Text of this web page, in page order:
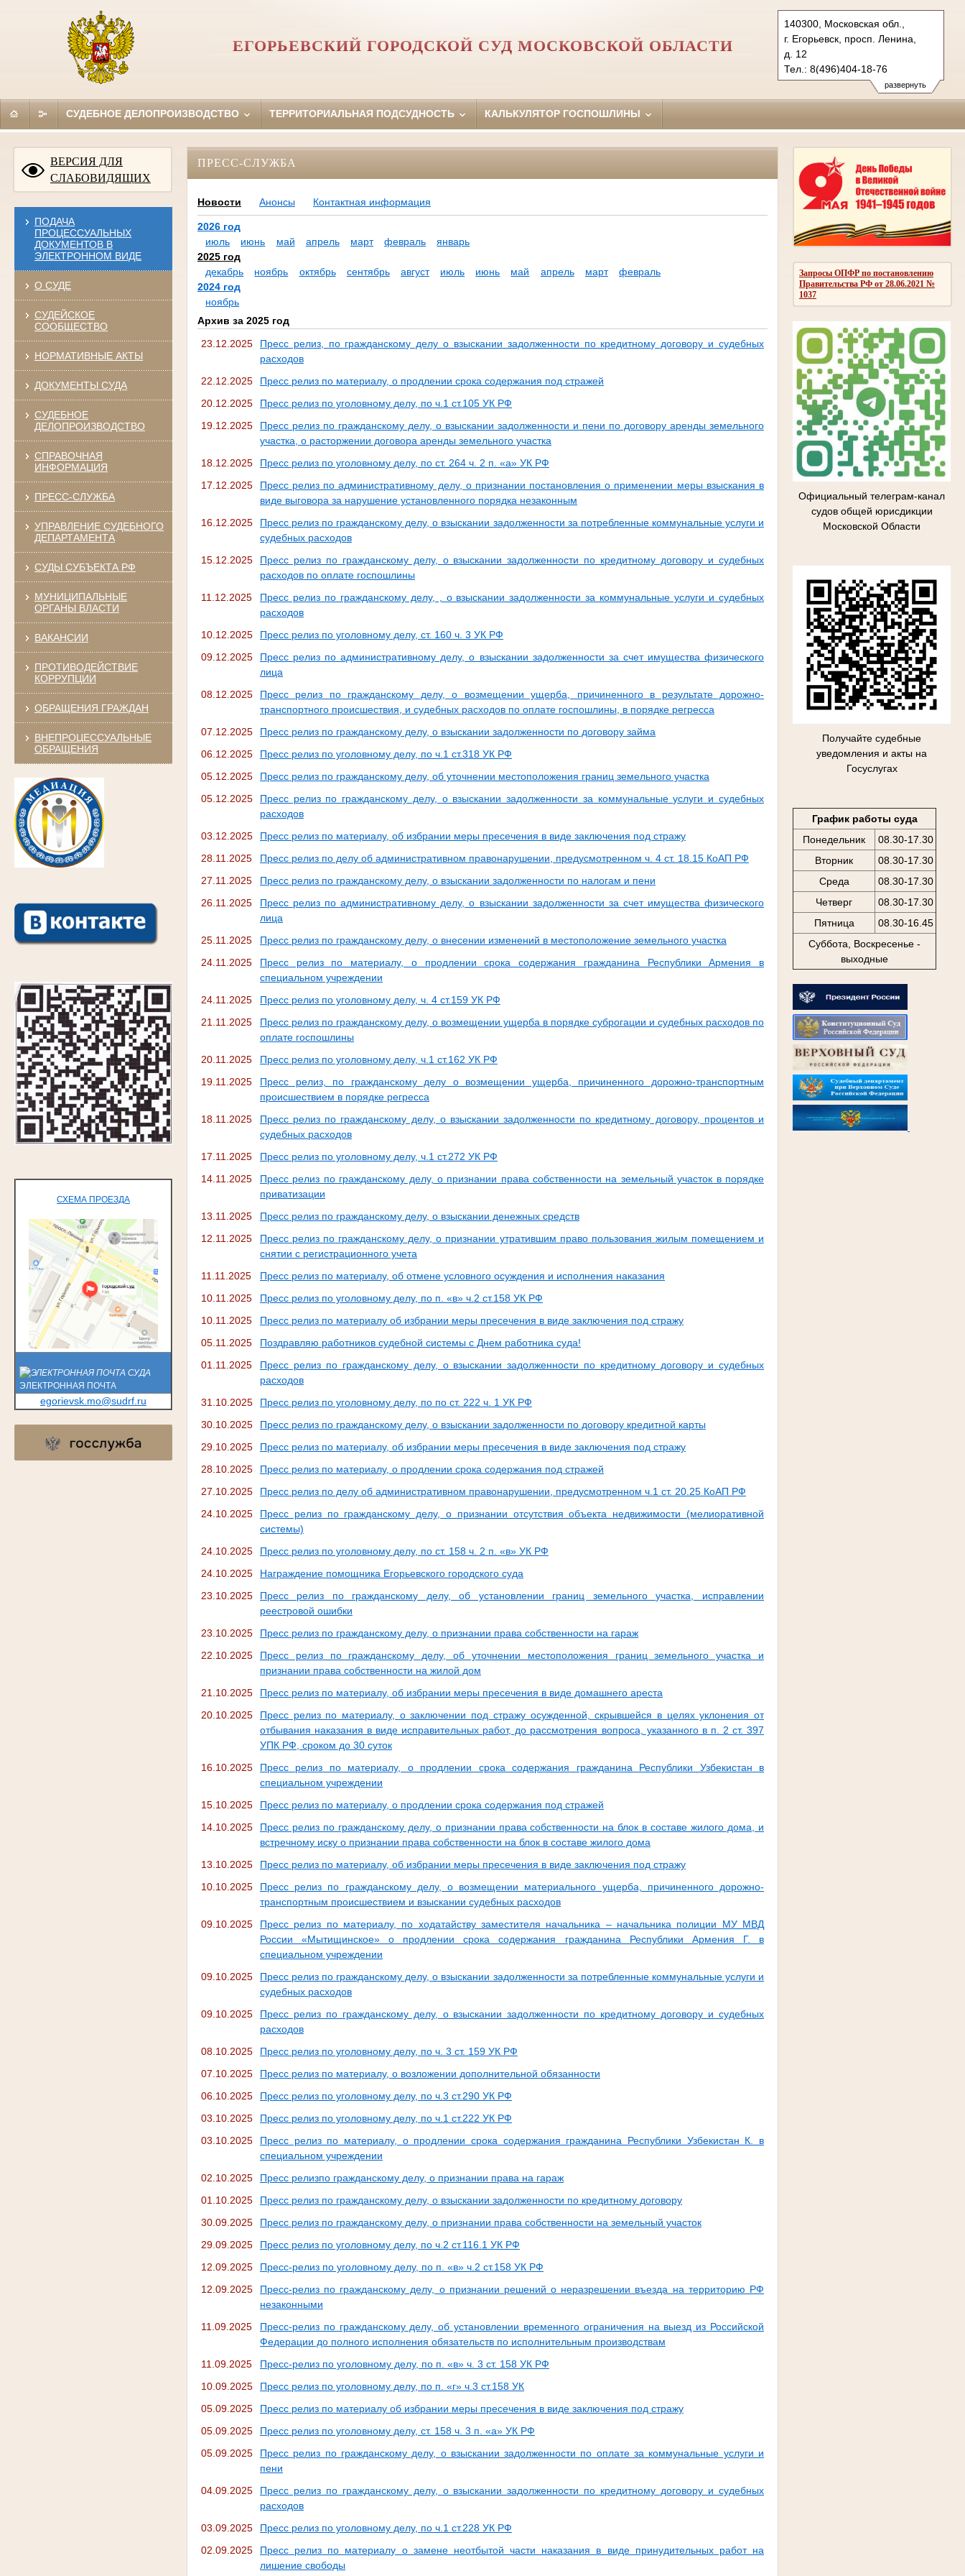
развернуть
140300, Московская обл.,
г. Егорьевск, просп. Ленина,
д. 12
Тел.: 8(496)404-18-76
egorievsk.mo@sudrf.ru
ЕГОРЬЕВСКИЙ ГОРОДСКОЙ СУД МОСКОВСКОЙ ОБЛАСТИ
СУДЕБНОЕ ДЕЛОПРОИЗВОДСТВО ТЕРРИТОРИАЛЬНАЯ ПОДСУДНОСТЬ КАЛЬКУЛЯТОР ГОСПОШЛИНЫ
ВЕРСИЯ ДЛЯ
СЛАБОВИДЯЩИХ
ПОДАЧА
ПРОЦЕССУАЛЬНЫХ
ДОКУМЕНТОВ В
ЭЛЕКТРОННОМ ВИДЕ
О СУДЕ
СУДЕЙСКОЕ
СООБЩЕСТВО
НОРМАТИВНЫЕ АКТЫ
ДОКУМЕНТЫ СУДА
СУДЕБНОЕ
ДЕЛОПРОИЗВОДСТВО
СПРАВОЧНАЯ
ИНФОРМАЦИЯ
ПРЕСС-СЛУЖБА
УПРАВЛЕНИЕ СУДЕБНОГО
ДЕПАРТАМЕНТА
СУДЫ СУБЪЕКТА РФ
МУНИЦИПАЛЬНЫЕ
ОРГАНЫ ВЛАСТИ
ВАКАНСИИ
ПРОТИВОДЕЙСТВИЕ
КОРРУПЦИИ
ОБРАЩЕНИЯ ГРАЖДАН
ВНЕПРОЦЕССУАЛЬНЫЕ
ОБРАЩЕНИЯ
СХЕМА ПРОЕЗДА
ЭЛЕКТРОННАЯ ПОЧТА
egorievsk.mo@sudrf.ru
Запросы ОПФР по постановлению
Правительства РФ от 28.06.2021 №
1037
Официальный телеграм-канал
судов общей юрисдикции
Московской Области
Получайте судебные
уведомления и акты на
Госуслугах
График работы суда
Понедельник
08.30-17.30
Вторник
08.30-17.30
Среда
08.30-17.30
Четверг
08.30-17.30
Пятница
08.30-16.45
Суббота, Воскресенье -
выходные
.
ПРЕСС-СЛУЖБА
Новости Анонсы Контактная информация
2026 год
июль
июнь май апрель март февраль
январь
2025 год
декабрь
ноябрь октябрь сентябрь август июль июнь май апрель март
февраль
2024 год
ноябрь
Архив за 2025 год
23.12.2025
Пресс релиз, по гражданскому делу о взыскании задолженности по кредитному договору и судебных
расходов
22.12.2025
Пресс релиз по материалу, о продлении срока содержания под стражей
20.12.2025
Пресс релиз по уголовному делу, по ч.1 ст.105 УК РФ
19.12.2025
Пресс релиз по гражданскому делу, о взыскании задолженности и пени по договору аренды земельного
участка, о расторжении договора аренды земельного участка
18.12.2025
Пресс релиз по уголовному делу, по ст. 264 ч. 2 п. «а» УК РФ
17.12.2025
Пресс релиз по административному делу, о признании постановления о применении меры взыскания в
виде выговора за нарушение установленного порядка незаконным
16.12.2025
Пресс релиз по гражданскому делу, о взыскании задолженности за потребленные коммунальные услуги и
судебных расходов
15.12.2025
Пресс релиз по гражданскому делу, о взыскании задолженности по кредитному договору и судебных
расходов по оплате госпошлины
11.12.2025
Пресс релиз по гражданскому делу, , о взыскании задолженности за коммунальные услуги и судебных
расходов
10.12.2025
Пресс релиз по уголовному делу, ст. 160 ч. 3 УК РФ
09.12.2025
Пресс релиз по административному делу, о взыскании задолженности за счет имущества физического
лица
08.12.2025
Пресс релиз по гражданскому делу, о возмещении ущерба, причиненного в результате дорожно-
транспортного происшествия, и судебных расходов по оплате госпошлины, в порядке регресса
07.12.2025
Пресс релиз по гражданскому делу, о взыскании задолженности по договору займа
06.12.2025
Пресс релиз по уголовному делу, по ч.1 ст.318 УК РФ
05.12.2025
Пресс релиз по гражданскому делу, об уточнении местоположения границ земельного участка
05.12.2025
Пресс релиз по гражданскому делу, о взыскании задолженности за коммунальные услуги и судебных
расходов
03.12.2025
Пресс релиз по материалу, об избрании меры пресечения в виде заключения под стражу
28.11.2025
Пресс релиз по делу об административном правонарушении, предусмотренном ч. 4 ст. 18.15 КоАП РФ
27.11.2025
Пресс релиз по гражданскому делу, о взыскании задолженности по налогам и пени
26.11.2025
Пресс релиз по административному делу, о взыскании задолженности за счет имущества физического
лица
25.11.2025
Пресс релиз по гражданскому делу, о внесении изменений в местоположение земельного участка
24.11.2025
Пресс релиз по материалу, о продлении срока содержания гражданина Республики Армения в
специальном учреждении
24.11.2025
Пресс релиз по уголовному делу, ч. 4 ст.159 УК РФ
21.11.2025
Пресс релиз по гражданскому делу, о возмещении ущерба в порядке суброгации и судебных расходов по
оплате госпошлины
20.11.2025
Пресс релиз по уголовному делу, ч.1 ст.162 УК РФ
19.11.2025
Пресс релиз, по гражданскому делу о возмещении ущерба, причиненного дорожно-транспортным
происшествием в порядке регресса
18.11.2025
Пресс релиз по гражданскому делу, о взыскании задолженности по кредитному договору, процентов и
судебных расходов
17.11.2025
Пресс релиз по уголовному делу, ч.1 ст.272 УК РФ
14.11.2025
Пресс релиз по гражданскому делу, о признании права собственности на земельный участок в порядке
приватизации
13.11.2025
Пресс релиз по гражданскому делу, о взыскании денежных средств
12.11.2025
Пресс релиз по гражданскому делу, о признании утратившим право пользования жилым помещением и
снятии с регистрационного учета
11.11.2025
Пресс релиз по материалу, об отмене условного осуждения и исполнения наказания
10.11.2025
Пресс релиз по уголовному делу, по п. «в» ч.2 ст.158 УК РФ
10.11.2025
Пресс релиз по материалу об избрании меры пресечения в виде заключения под стражу
05.11.2025
Поздравляю работников судебной системы с Днем работника суда!
01.11.2025
Пресс релиз по гражданскому делу, о взыскании задолженности по кредитному договору и судебных
расходов
31.10.2025
Пресс релиз по уголовному делу, по по ст. 222 ч. 1 УК РФ
30.10.2025
Пресс релиз по гражданскому делу, о взыскании задолженности по договору кредитной карты
29.10.2025
Пресс релиз по материалу, об избрании меры пресечения в виде заключения под стражу
28.10.2025
Пресс релиз по материалу, о продлении срока содержания под стражей
27.10.2025
Пресс релиз по делу об административном правонарушении, предусмотренном ч.1 ст. 20.25 КоАП РФ
24.10.2025
Пресс релиз по гражданскому делу, о признании отсутствия объекта недвижимости (мелиоративной
системы)
24.10.2025
Пресс релиз по уголовному делу, по ст. 158 ч. 2 п. «в» УК РФ
24.10.2025
Награждение помощника Егорьевского городского суда
23.10.2025
Пресс релиз по гражданскому делу, об установлении границ земельного участка, исправлении
реестровой ошибки
23.10.2025
Пресс релиз по гражданскому делу, о признании права собственности на гараж
22.10.2025
Пресс релиз по гражданскому делу, об уточнении местоположения границ земельного участка и
признании права собственности на жилой дом
21.10.2025
Пресс релиз по материалу, об избрании меры пресечения в виде домашнего ареста
20.10.2025
Пресс релиз по материалу, о заключении под стражу осужденной, скрывшейся в целях уклонения от
отбывания наказания в виде исправительных работ, до рассмотрения вопроса, указанного в п. 2 ст. 397
УПК РФ, сроком до 30 суток
16.10.2025
Пресс релиз по материалу, о продлении срока содержания гражданина Республики Узбекистан в
специальном учреждении
15.10.2025
Пресс релиз по материалу, о продлении срока содержания под стражей
14.10.2025
Пресс релиз по гражданскому делу, о признании права собственности на блок в составе жилого дома, и
встречному иску о признании права собственности на блок в составе жилого дома
13.10.2025
Пресс релиз по материалу, об избрании меры пресечения в виде заключения под стражу
10.10.2025
Пресс релиз по гражданскому делу, о возмещении материального ущерба, причиненного дорожно-
транспортным происшествием и взыскании судебных расходов
09.10.2025
Пресс релиз по материалу, по ходатайству заместителя начальника – начальника полиции МУ МВД
России «Мытищинское» о продлении срока содержания гражданина Республики Армения Г. в
специальном учреждении
09.10.2025
Пресс релиз по гражданскому делу, о взыскании задолженности за потребленные коммунальные услуги и
судебных расходов
09.10.2025
Пресс релиз по гражданскому делу, о взыскании задолженности по кредитному договору и судебных
расходов
08.10.2025
Пресс релиз по уголовному делу, по ч. 3 ст. 159 УК РФ
07.10.2025
Пресс релиз по материалу, о возложении дополнительной обязанности
06.10.2025
Пресс релиз по уголовному делу, по ч.3 ст.290 УК РФ
03.10.2025
Пресс релиз по уголовному делу, по ч.1 ст.222 УК РФ
03.10.2025
Пресс релиз по материалу, о продлении срока содержания гражданина Республики Узбекистан К. в
специальном учреждении
02.10.2025
Пресс релизпо гражданскому делу, о признании права на гараж
01.10.2025
Пресс релиз по гражданскому делу, о взыскании задолженности по кредитному договору
30.09.2025
Пресс релиз по гражданскому делу, о признании права собственности на земельный участок
29.09.2025
Пресс релиз по уголовному делу, по ч.2 ст.116.1 УК РФ
12.09.2025
Пресс-релиз по уголовному делу, по п. «в» ч.2 ст.158 УК РФ
12.09.2025
Пресс-релиз по гражданскому делу, о признании решений о неразрешении въезда на территорию РФ
незаконными
11.09.2025
Пресс-релиз по гражданскому делу, об установлении временного ограничения на выезд из Российской
Федерации до полного исполнения обязательств по исполнительным производствам
11.09.2025
Пресс-релиз по уголовному делу, по п. «в» ч. 3 ст. 158 УК РФ
10.09.2025
Пресс релиз по уголовному делу, по п. «г» ч.3 ст.158 УК
05.09.2025
Пресс релиз по материалу об избрании меры пресечения в виде заключения под стражу
05.09.2025
Пресс релиз по уголовному делу, ст. 158 ч. 3 п. «а» УК РФ
05.09.2025
Пресс релиз по гражданскому делу, о взыскании задолженности по оплате за коммунальные услуги и
пени
04.09.2025
Пресс релиз по гражданскому делу, о взыскании задолженности по кредитному договору и судебных
расходов
03.09.2025
Пресс релиз по уголовному делу, по ч.1 ст.228 УК РФ
02.09.2025
Пресс релиз по материалу о замене неотбытой части наказания в виде принудительных работ на
лишение свободы